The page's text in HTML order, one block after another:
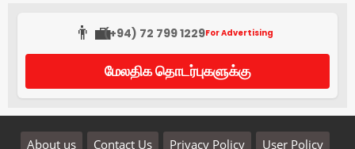
👨‍💼(+94) 72 799 1229For Advertising
மேலதிக தொடர்புகளுக்கு
About us Contact Us Privacy Policy User Policy